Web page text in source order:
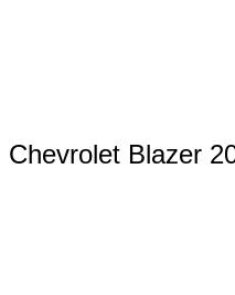
Chevrolet Blazer